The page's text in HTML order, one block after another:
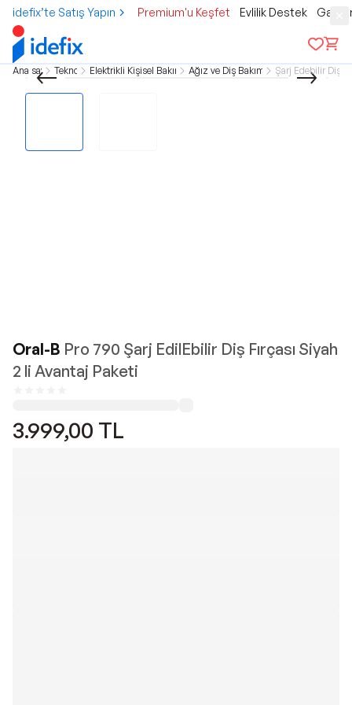
idefix’te Satış Yapın Premium'u Keşfet Evlilik Destek
Ana sayfa TeknolojiElektrikli Kişisel Bakım AletleriAğız ve Diş Bakım AletleriŞarj Edebilir Diş
Oral-B Pro 790 Şarj EdilEbilir Diş Fırçası Siyah
2 li Avantaj Paketi
3.999,00 TL